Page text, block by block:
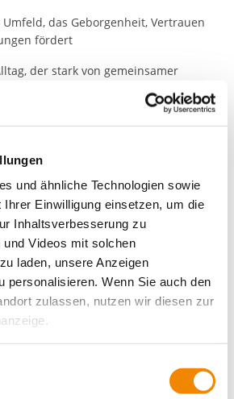
und ähnliche Technologien sowie
Einwilligung einsetzen, um die
Inhaltsverbesserung zu
Videos mit solchen
laden, unsere Anzeigen
personalisieren. Wenn Sie auch den
zulassen, nutzen wir diesen zur
wie Ihre IP-Adresse und
das Geborgenheit, Vertrauen
fördert
der stark von gemeinsamer
solltest
und Offenheit
und die Bereitschaft, neue
Teamfähigkeit
einzubringen und im Alltag